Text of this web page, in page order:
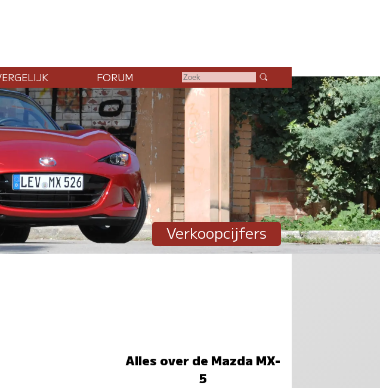
FORUM
Verkoopcijfers
Alles over de Mazda MX-
5